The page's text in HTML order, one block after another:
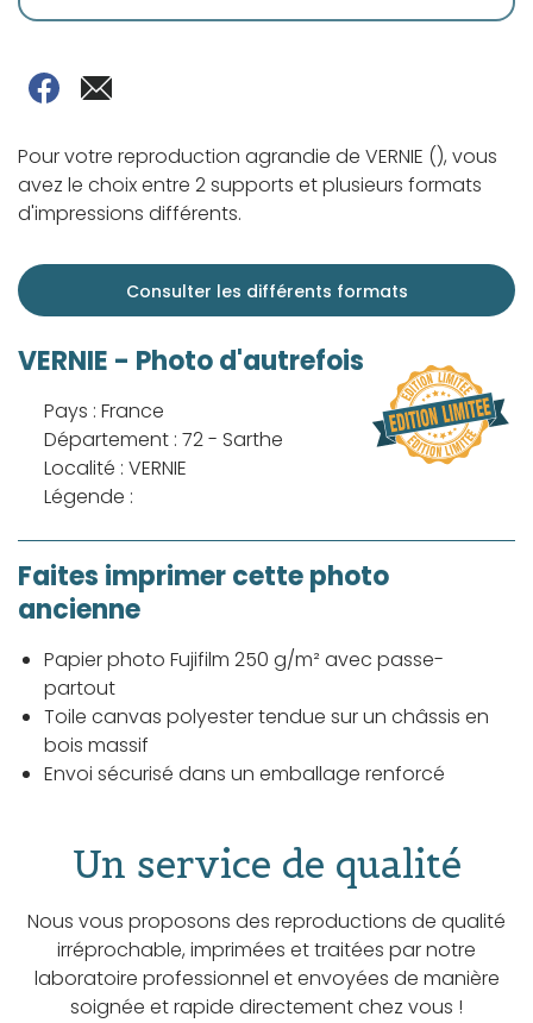
Pour votre reproduction agrandie de VERNIE (), vous
avez le choix entre 2 supports et plusieurs formats
d'impressions différents.
Consulter les différents formats
VERNIE - Photo d'autrefois
Pays : France
Département : 72 - Sarthe
Localité : VERNIE
Légende :
Faites imprimer cette photo
ancienne
Papier photo Fujifilm 250 g/m² avec passe-
partout
Toile canvas polyester tendue sur un châssis en
bois massif
Envoi sécurisé dans un emballage renforcé
Un service de qualité
Nous vous proposons des reproductions de qualité
irréprochable, imprimées et traitées par notre
laboratoire professionnel et envoyées de manière
soignée et rapide directement chez vous !